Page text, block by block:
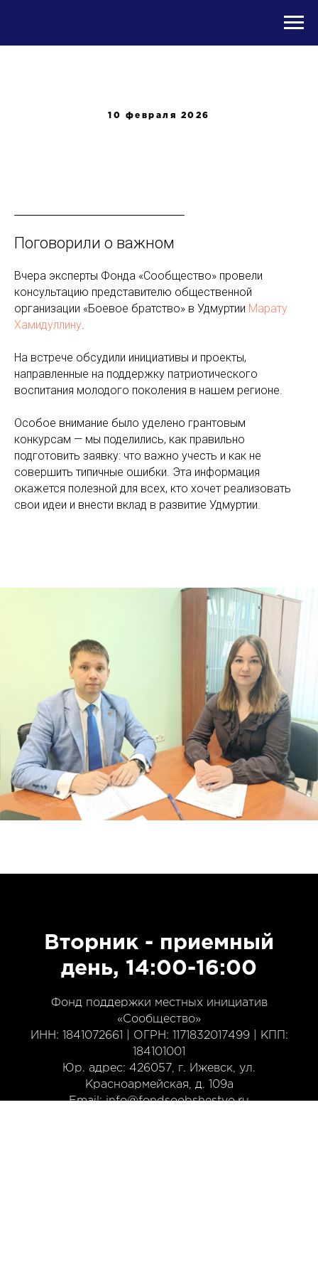
10 февраля 2026
Поговорили о важном
Вчера эксперты Фонда «Сообщество» провели
консультацию представителю общественной
организации «Боевое братство» в Удмуртии Марату
Хамидуллину.
На встрече обсудили инициативы и проекты,
направленные на поддержку патриотического
воспитания молодого поколения в нашем регионе.
Особое внимание было уделено грантовым
конкурсам — мы поделились, как правильно
подготовить заявку: что важно учесть и как не
совершить типичные ошибки. Эта информация
окажется полезной для всех, кто хочет реализовать
свои идеи и внести вклад в развитие Удмуртии.
Вторник - приемный
день, 14:00-16:00
Фонд поддержки местных инициатив
«Сообщество»
ИНН: 1841072661 | ОГРН: 1171832017499 | КПП:
184101001
Юр. адрес: 426057, г. Ижевск, ул.
Красноармейская, д. 109а
Email: info@fondsoobshestvo.ru